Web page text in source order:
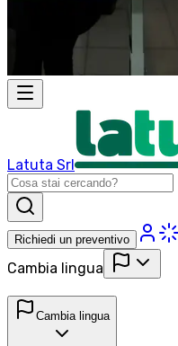
Latuta Srl
Richiedi un preventivo
Cambia lingua
Cambia lingua